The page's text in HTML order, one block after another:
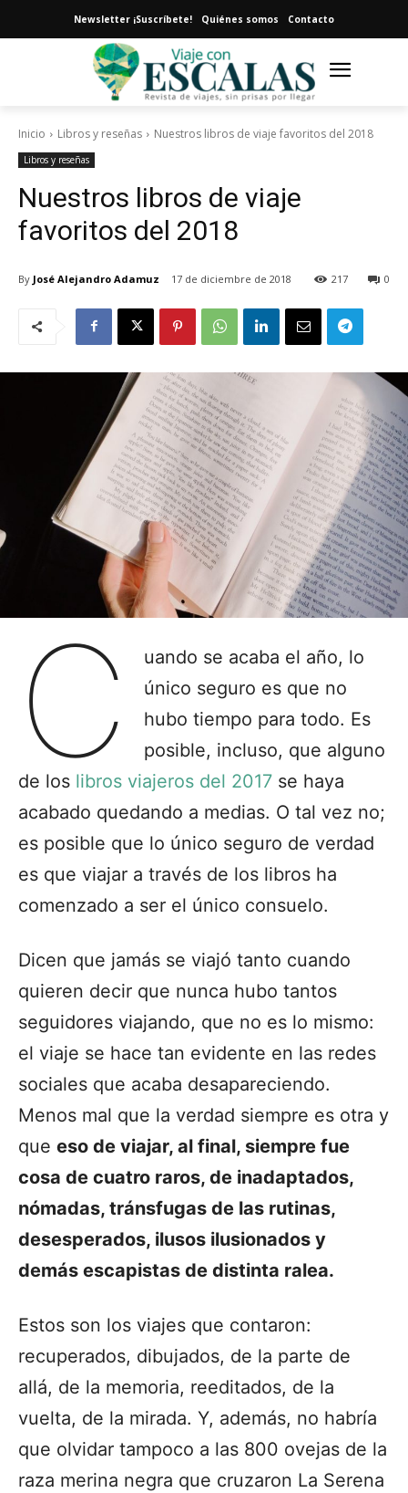
Newsletter ¡Suscríbete! Quiénes somos Contacto
Inicio Libros y reseñas Nuestros libros de viaje favoritos del 2018
Libros y reseñas
Nuestros libros de viaje
favoritos del 2018
By José Alejandro Adamuz 17 de diciembre de 2018 0
217
C
uando se acaba el año, lo
único seguro es que no
hubo tiempo para todo. Es
posible, incluso, que alguno
de los libros viajeros del 2017 se haya
acabado quedando a medias. O tal vez no;
es posible que lo único seguro de verdad
es que viajar a través de los libros ha
comenzado a ser el único consuelo.
Dicen que jamás se viajó tanto cuando
quieren decir que nunca hubo tantos
seguidores viajando, que no es lo mismo:
el viaje se hace tan evidente en las redes
sociales que acaba desapareciendo.
Menos mal que la verdad siempre es otra y
que eso de viajar, al final, siempre fue
cosa de cuatro raros, de inadaptados,
nómadas, tránsfugas de las rutinas,
desesperados, ilusos ilusionados y
demás escapistas de distinta ralea.
Estos son los viajes que contaron:
recuperados, dibujados, de la parte de
allá, de la memoria, reeditados, de la
vuelta, de la mirada. Y, además, no habría
que olvidar tampoco a las 800 ovejas de la
raza merina negra que cruzaron La Serena